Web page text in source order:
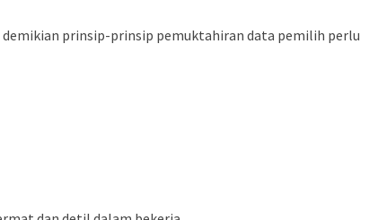
prinsip-prinsip pemuktahiran data pemilih perlu